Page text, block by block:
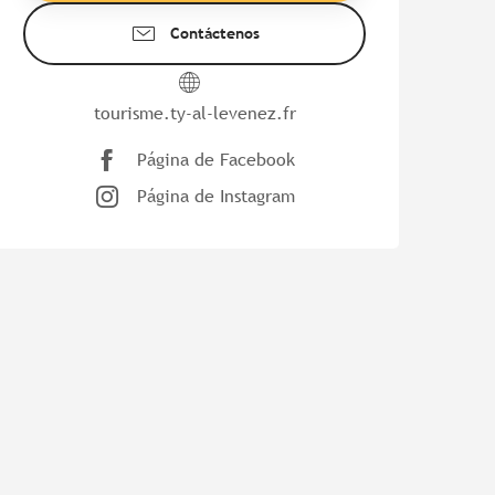
Contáctenos
tourisme.ty-al-levenez.fr
Página de Facebook
Página de Instagram